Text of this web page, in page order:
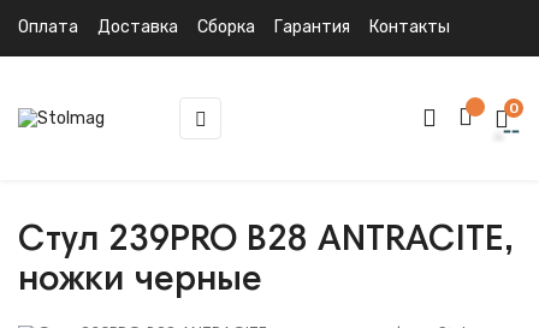
Оплата Доставка Сборка Гарантия Контакты
Toggle
navigation
☰ 0
Стул 239PRO B28 ANTRACITE,
ножки черные